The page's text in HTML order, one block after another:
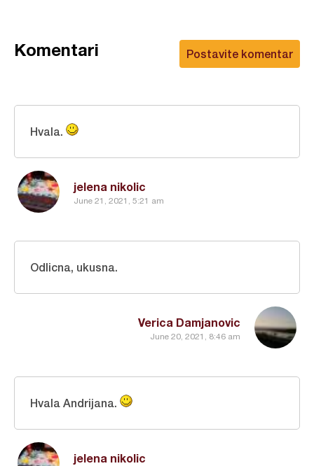
Postavite komentar
Komentari
jelena nikolic
June 21, 2021, 5:21 am
Hvala.
Verica Damjanovic
June 20, 2021, 8:46 am
Odlicna, ukusna.
jelena nikolic
Hvala Andrijana.